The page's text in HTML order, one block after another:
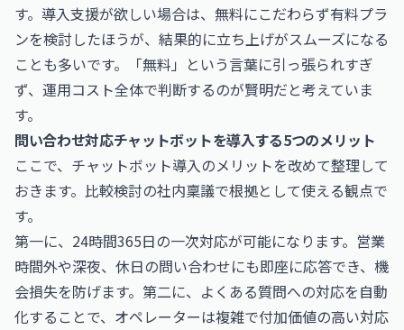
す。導入支援が欲しい場合は、無料にこだわらず有料プラ
ンを検討したほうが、結果的に立ち上げがスムーズになる
ことも多いです。「無料」という言葉に引っ張られすぎ
ず、運用コスト全体で判断するのが賢明だと考えていま
す。
問い合わせ対応チャットボットを導入する5つのメリット
ここで、チャットボット導入のメリットを改めて整理して
おきます。比較検討の社内稟議で根拠として使える観点で
す。
第一に、24時間365日の一次対応が可能になります。営業
時間外や深夜、休日の問い合わせにも即座に応答でき、機
会損失を防げます。第二に、よくある質問への対応を自動
化することで、オペレーターは複雑で付加価値の高い対応